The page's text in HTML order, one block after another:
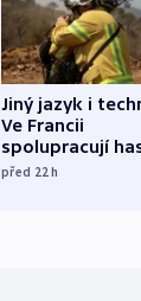
Jiný jazyk i
Ve Francii
spolupracují
různých zemí
před 22h